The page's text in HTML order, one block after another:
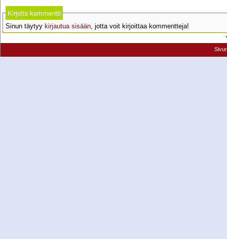
Kirjoita kommentti
Sinun täytyy kirjautua sisään, jotta voit kirjoittaa kommentteja!